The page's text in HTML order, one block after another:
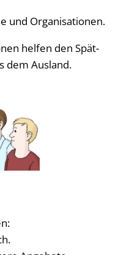
und Organisationen.
helfen den Spät-
dem Ausland.